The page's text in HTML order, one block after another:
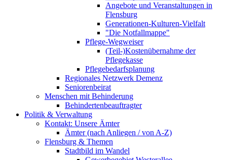
Angebote und Veranstaltungen in
Flensburg
Generationen-Kulturen-Vielfalt
"Die Notfallmappe"
Pflege-Wegweiser
(Teil-)Kostenübernahme der
Pflegekasse
Pflegebedarfsplanung
Regionales Netzwerk Demenz
Seniorenbeirat
Menschen mit Behinderung
Behindertenbeauftragter
Politik & Verwaltung
Kontakt: Unsere Ämter
Ämter (nach Anliegen / von A-Z)
Flensburg & Themen
Stadtbild im Wandel